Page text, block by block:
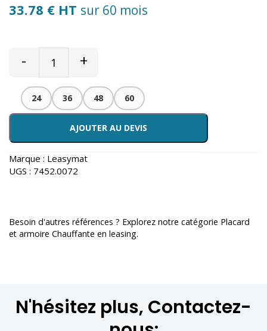
33.78 € HT sur 60 mois
- +
24 36 48 60
AJOUTER AU DEVIS
Marque : Leasymat
UGS : 7452.0072
Besoin d'autres références ? Explorez notre catégorie Placard
et armoire Chauffante en leasing.
N'hésitez plus, Contactez-